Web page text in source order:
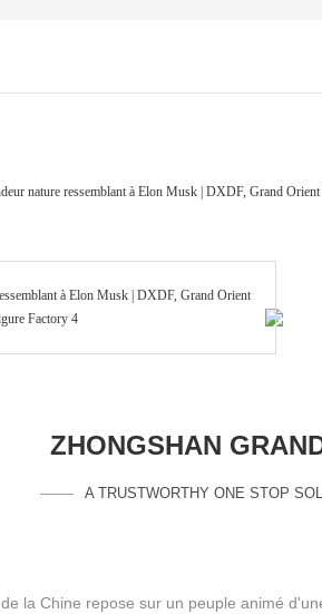
ZHONGSHAN
A TRUSTWORTHY ONE STOP
la Chine repose sur un peuple animé